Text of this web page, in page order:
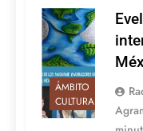
ÁMBITO
CULTURAL